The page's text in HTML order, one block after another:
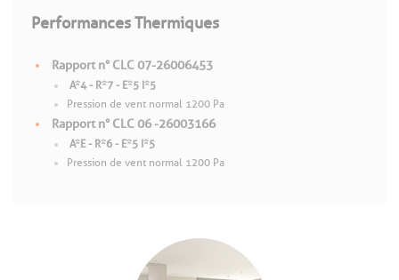
Performances Thermiques
Rapport n° CLC 07-26006453
A*4 - R*7 - E*5 I*5
Pression de vent normal 1200 Pa
Rapport n° CLC 06 -26003166
A*E - R*6 - E*5 I*5
Pression de vent normal 1200 Pa